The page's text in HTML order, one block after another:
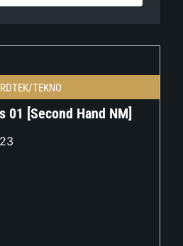
TEKNO
01 [Second Hand NM]